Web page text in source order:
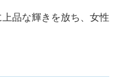
品な輝きを放ち、女性